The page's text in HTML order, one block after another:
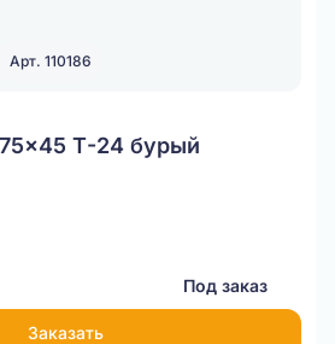
Арт. 110186
Т-24 бурый
Под заказ
Заказать